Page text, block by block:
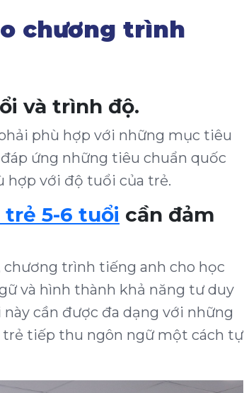
chương trình
và trình độ.
phù hợp với những mục tiêu
ứng những tiêu chuẩn quốc
hợp với độ tuổi của trẻ.
5-6 tuổi cần đảm
trình tiếng anh cho học
và hình thành khả năng tư duy
cần được đa dạng với những
tiếp thu ngôn ngữ một cách tự